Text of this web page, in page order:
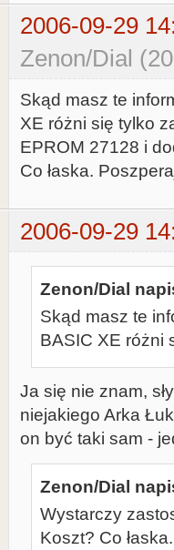
2006-09-29
Zenon/Dial
Skąd masz te
XE różni się tylko
EPROM 27128 i
Co łaska.
2006-09-29
Zenon/Dial
Skąd masz te
BASIC XE różni
Ja się nie znam,
niejakiego Arka
on być taki sam -
Zenon/Dial
Wystarczy
Koszt? Co